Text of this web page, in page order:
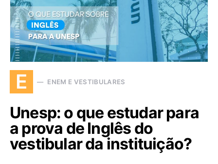
E ENEM E VESTIBULARES
Unesp: o que estudar para
a prova de Inglês do
vestibular da instituição?